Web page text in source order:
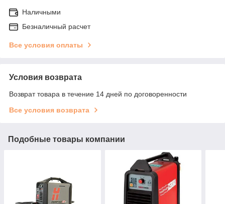
Наличными
Безналичный расчет
Все условия оплаты
Условия возврата
Возврат товара в течение 14 дней по договоренности
Все условия возврата
Подобные товары компании